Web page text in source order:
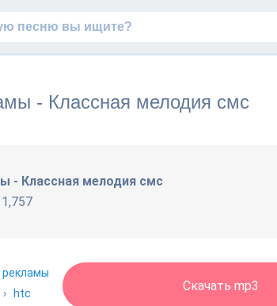
- Классная мелодия смс
- Классная мелодия смс
рекламы
›
htc
Скачать mp3